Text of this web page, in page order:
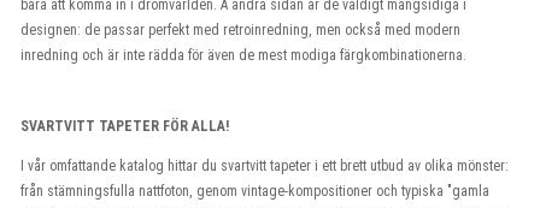
bara att komma in i drömvärlden. Å andra sidan är de väldigt mångsidiga i
designen: de passar perfekt med retroinredning, men också med modern
inredning och är inte rädda för även de mest modiga färgkombinationerna.
SVARTVITT TAPETER FÖR ALLA!
I vår omfattande katalog hittar du svartvitt tapeter i ett brett utbud av olika mönster:
från stämningsfulla nattfoton, genom vintage-kompositioner och typiska "gamla